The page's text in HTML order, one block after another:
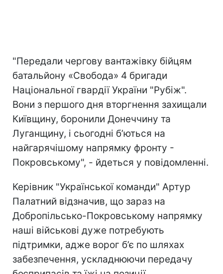
"Передали чергову вантажівку бійцям
батальйону «Свобода» 4 бригади
Національної гвардії України "Рубіж".
Вони з першого дня вторгнення захищали
Київщину, боронили Донеччину та
Луганщину, і сьогодні б’ються на
найгарячішому напрямку фронту -
Покровському", - йдеться у повідомленні.
Керівник "Української команди" Артур
Палатний відзначив, що зараз на
Добропільсько-Покровському напрямку
наші військові дуже потребують
підтримки, адже ворог б’є по шляхах
забезпечення, ускладнюючи передачу